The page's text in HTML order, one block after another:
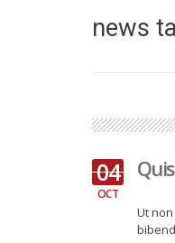
news
04
OCT
Ut